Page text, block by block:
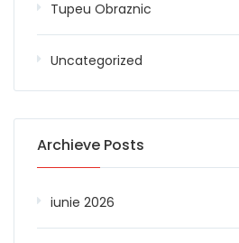
Tupeu Obraznic
Uncategorized
Archieve Posts
iunie 2026